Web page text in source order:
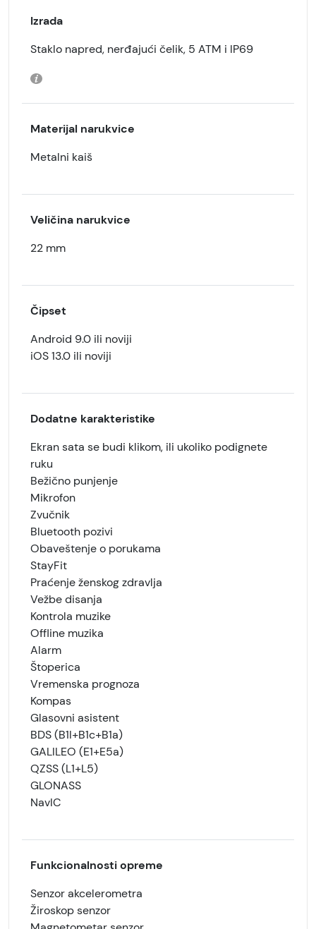
Izrada
Staklo napred, nerđajući čelik, 5 ATM i IP69
Materijal narukvice
Metalni kaiš
Veličina narukvice
22 mm
Čipset
Android 9.0 ili noviji
iOS 13.0 ili noviji
Dodatne karakteristike
Ekran sata se budi klikom, ili ukoliko podignete
ruku
Bežično punjenje
Mikrofon
Zvučnik
Bluetooth pozivi
Obaveštenje o porukama
StayFit
Praćenje ženskog zdravlja
Vežbe disanja
Kontrola muzike
Offline muzika
Alarm
Štoperica
Vremenska prognoza
Kompas
Glasovni asistent
BDS (B1I+B1c+B1a)
GALILEO (E1+E5a)
QZSS (L1+L5)
GLONASS
NavIC
Funkcionalnosti opreme
Senzor akcelerometra
Žiroskop senzor